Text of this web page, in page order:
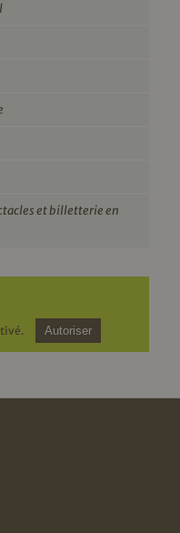
et billetterie en
Autoriser